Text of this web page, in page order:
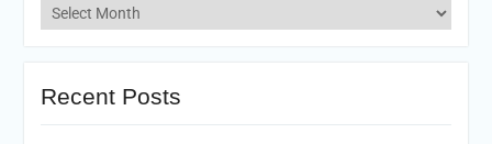
Archives
Recent Posts